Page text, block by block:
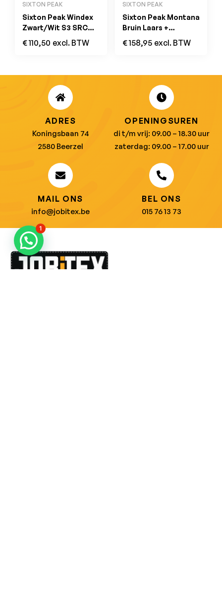
SIXTON PEAK
Sixton Peak Windex
Zwart/Wit S3 SRC
ESD
€110,50 excl. BTW
SIXTON PEAK
Sixton Peak Montana
Bruin Laars +
airvoering S3 SRC
HDry Metal Free
€158,95 excl. BTW
ADRES
Koningsbaan 74
2580 Beerzel
OPENINGSUREN
di t/m vrij: 09.00 – 18.30 uur
zaterdag: 09.00 – 17.00 uur
MAIL ONS
info@jobitex.be
BEL ONS
015 76 13 73
1